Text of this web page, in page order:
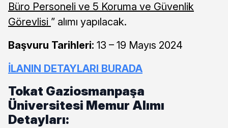
Büro Personeli ve 5 Koruma ve Güvenlik
Görevlisi ” alımı yapılacak.
Başvuru Tarihleri: 13 – 19 Mayıs 2024
İLANIN DETAYLARI BURADA
Tokat Gaziosmanpaşa
Üniversitesi Memur Alımı
Detayları: